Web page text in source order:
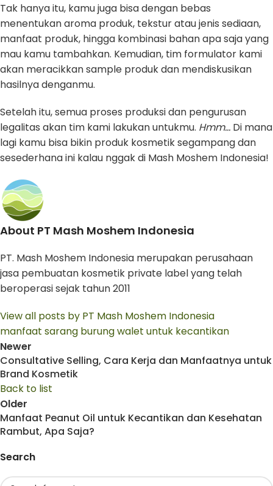
Tak hanya itu, kamu juga bisa dengan bebas
menentukan aroma produk, tekstur atau jenis sediaan,
manfaat produk, hingga kombinasi bahan apa saja yang
mau kamu tambahkan. Kemudian, tim formulator kami
akan meracikkan sample produk dan mendiskusikan
hasilnya denganmu.
Setelah itu, semua proses produksi dan pengurusan
legalitas akan tim kami lakukan untukmu. Hmm… Di mana
lagi kamu bisa bikin produk kosmetik segampang dan
sesederhana ini kalau nggak di Mash Moshem Indonesia!
About PT Mash Moshem Indonesia
PT. Mash Moshem Indonesia merupakan perusahaan
jasa pembuatan kosmetik private label yang telah
beroperasi sejak tahun 2011
View all posts by PT Mash Moshem Indonesia
manfaat sarang burung walet untuk kecantikan
Newer
Consultative Selling, Cara Kerja dan Manfaatnya untuk
Brand Kosmetik
Back to list
Older
Manfaat Peanut Oil untuk Kecantikan dan Kesehatan
Rambut, Apa Saja?
Search